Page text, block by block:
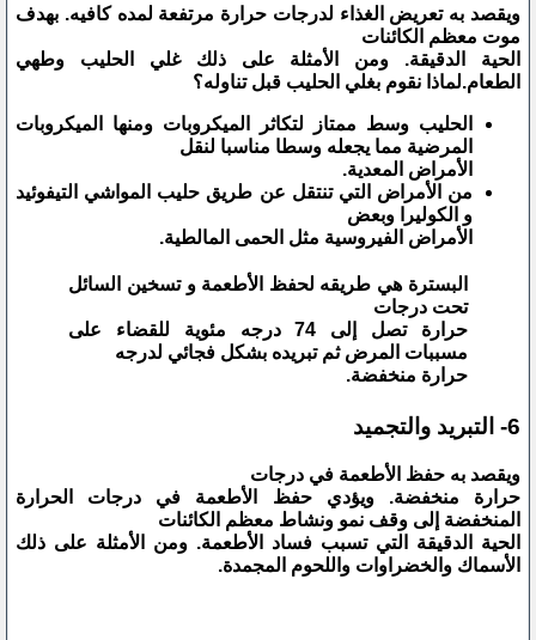
ويقصد به تعريض الغذاء لدرجات حرارة مرتفعة لمده كافيه. بهدف
موت معظم الكائنات
الحية الدقيقة. ومن الأمثلة على ذلك غلي الحليب وطهي
الطعام.لماذا نقوم بغلي الحليب قبل تناوله؟
الحليب وسط ممتاز لتكاثر الميكروبات ومنها الميكروبات
المرضية مما يجعله وسطا مناسبا لنقل
الأمراض المعدية.
من الأمراض التي تنتقل عن طريق حليب المواشي التيفوئيد
و الكوليرا وبعض
الأمراض الفيروسية مثل الحمى المالطية.
البسترة هي طريقه لحفظ الأطعمة و تسخين السائل
تحت درجات
حرارة تصل إلى 74 درجه مئوية للقضاء على
مسببات المرض ثم تبريده بشكل فجائي لدرجه
حرارة منخفضة.
6- التبريد والتجميد
ويقصد به حفظ الأطعمة في درجات
حرارة منخفضة. ويؤدي حفظ الأطعمة في درجات الحرارة
المنخفضة إلى وقف نمو ونشاط معظم الكائنات
الحية الدقيقة التي تسبب فساد الأطعمة. ومن الأمثلة على ذلك
الأسماك والخضراوات واللحوم المجمدة.